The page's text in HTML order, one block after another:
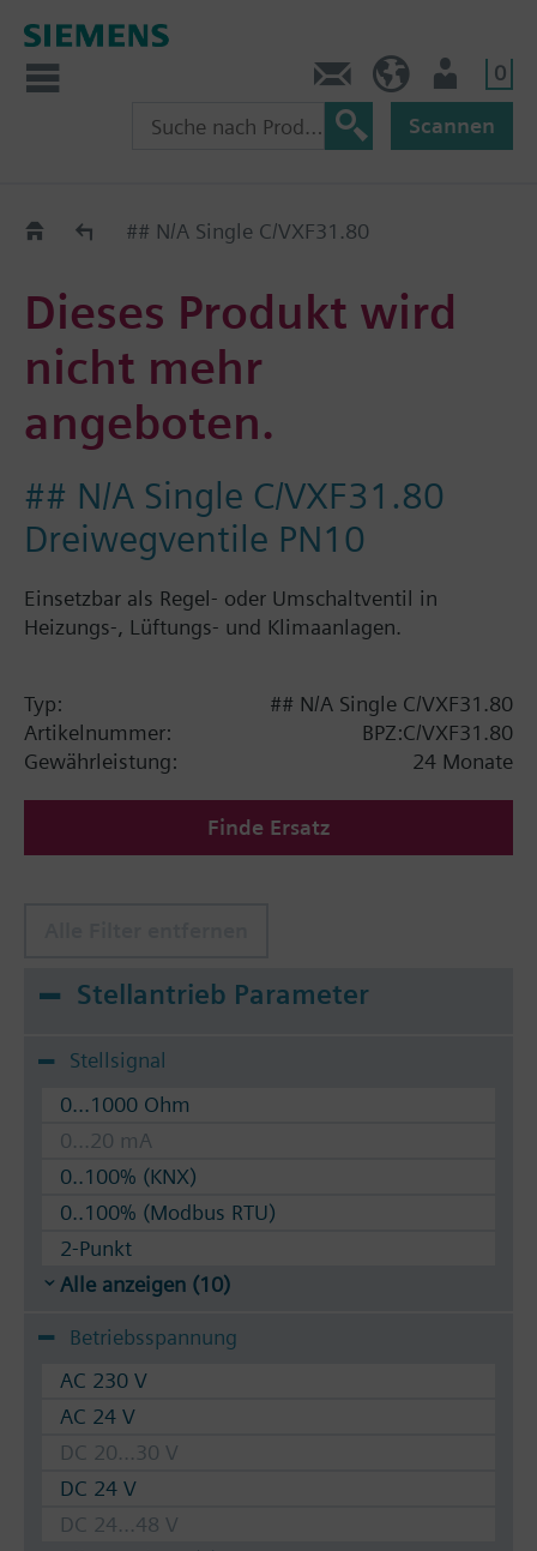
0
Scannen
Old2New## N/A Single C/VXF31.80
Dieses Produkt wird
nicht mehr
angeboten.
## N/A Single C/VXF31.80
Dreiwegventile PN10
Einsetzbar als Regel- oder Umschaltventil in
Heizungs-, Lüftungs- und Klimaanlagen.
Typ:
## N/A Single C/VXF31.80
Artikelnummer:
BPZ:C/VXF31.80
Gewährleistung:
24 Monate
Finde Ersatz
Stellantrieb Parameter
Stellsignal
0...1000 Ohm
0...20 mA
0..100% (KNX)
0..100% (Modbus RTU)
2-Punkt
Alle anzeigen (10)
Betriebsspannung
AC 230 V
AC 24 V
DC 20...30 V
DC 24 V
DC 24...48 V